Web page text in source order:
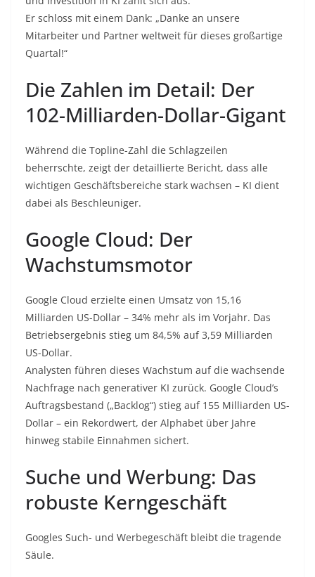
Er schloss mit einem Dank: „Danke an unsere
Mitarbeiter und Partner weltweit für dieses großartige
Quartal!“
Die Zahlen im Detail: Der
102-Milliarden-Dollar-Gigant
Während die Topline-Zahl die Schlagzeilen
beherrschte, zeigt der detaillierte Bericht, dass alle
wichtigen Geschäftsbereiche stark wachsen – KI dient
dabei als Beschleuniger.
Google Cloud: Der
Wachstumsmotor
Google Cloud erzielte einen Umsatz von 15,16
Milliarden US-Dollar – 34% mehr als im Vorjahr. Das
Betriebsergebnis stieg um 84,5% auf 3,59 Milliarden
US-Dollar.
Analysten führen dieses Wachstum auf die wachsende
Nachfrage nach generativer KI zurück. Google Cloud’s
Auftragsbestand („Backlog“) stieg auf 155 Milliarden US-
Dollar – ein Rekordwert, der Alphabet über Jahre
hinweg stabile Einnahmen sichert.
Suche und Werbung: Das
robuste Kerngeschäft
Googles Such- und Werbegeschäft bleibt die tragende
Säule.